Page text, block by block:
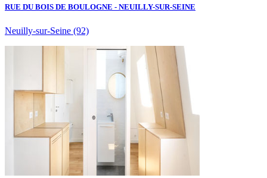
RUE DU BOIS DE BOULOGNE - NEUILLY-SUR-SEINE
Neuilly-sur-Seine (92)